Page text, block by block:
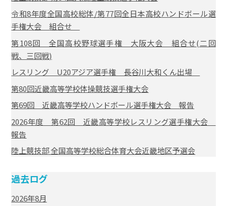
令和8年度全国高校総体/第77回全日本高校ハンドボール選
手権大会 組合せ
第108回 全国高校野球選手権 大阪大会 組合せ(二回
戦、三回戦)
レスリング U20アジア選手権 長谷川大和くん出場
第80回近畿高等学校体操競技選手権大会
第69回 近畿高等学校ハンドボール選手権大会 報告
2026年度 第62回 近畿高等学校レスリング選手権大会
報告
陸上競技部 全国高等学校総合体育大会近畿地区予選会
過去ログ
2026年8月